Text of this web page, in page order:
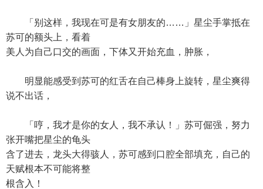
「别这样，我现在可是有女朋友的……」星尘手掌抵在
苏可的额头上，看着
美人为自己口交的画面，下体又开始充血，肿胀，
明显能感受到苏可的红舌在自己棒身上旋转，星尘爽得
说不出话，
「哼，我才是你的女人，我不承认！」苏可倔强，努力
张开嘴把星尘的龟头
含了进去，龙头大得骇人，苏可感到口腔全部填充，自己的
天赋根本不可能将整
根含入！